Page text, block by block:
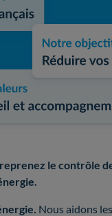
le contrôle
Nous aidons